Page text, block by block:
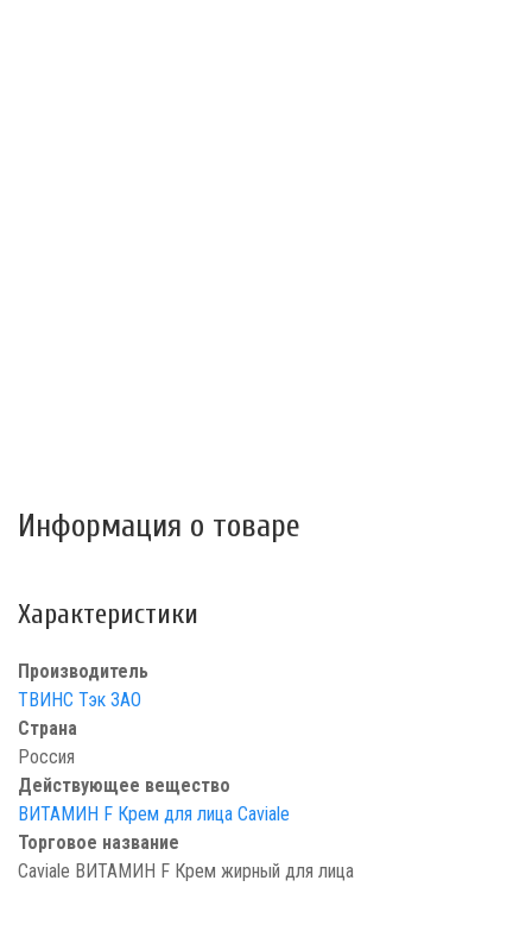
Информация о товаре
Характеристики
Производитель
ТВИНС Тэк ЗАО
Страна
Россия
Действующее вещество
ВИТАМИН F Крем для лица Caviale
Торговое название
Caviale ВИТАМИН F Крем жирный для лица